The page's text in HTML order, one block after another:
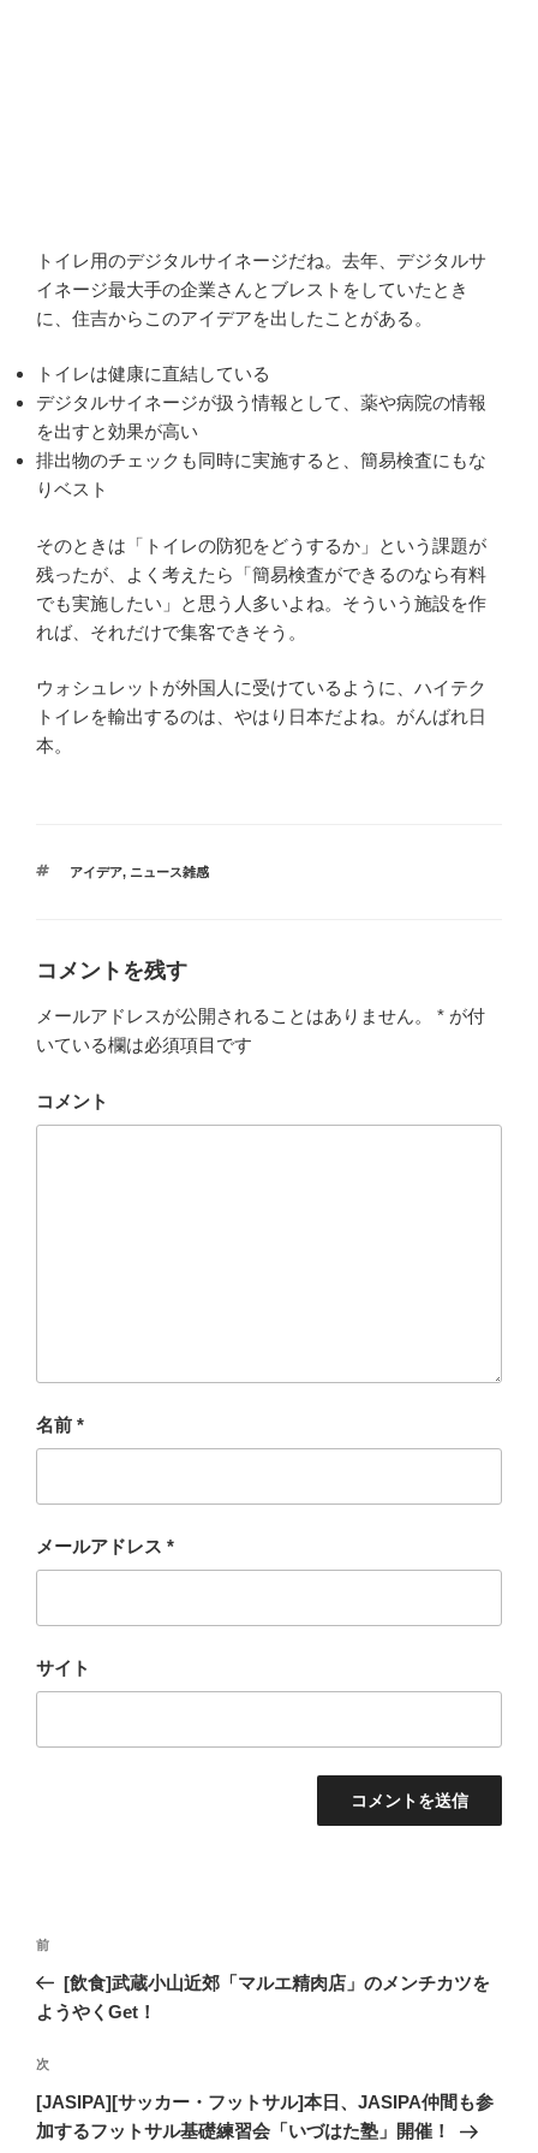
トイレ用のデジタルサイネージだね。去年、デジタルサ
イネージ最大手の企業さんとブレストをしていたとき
に、住吉からこのアイデアを出したことがある。
トイレは健康に直結している
デジタルサイネージが扱う情報として、薬や病院の情報
を出すと効果が高い
排出物のチェックも同時に実施すると、簡易検査にもな
りベスト
そのときは「トイレの防犯をどうするか」という課題が
残ったが、よく考えたら「簡易検査ができるのなら有料
でも実施したい」と思う人多いよね。そういう施設を作
れば、それだけで集客できそう。
ウォシュレットが外国人に受けているように、ハイテク
トイレを輸出するのは、やはり日本だよね。がんばれ日
本。
タ
アイデア, ニュース雑感
コメントを残す
メールアドレスが公開されることはありません。 * が付
いている欄は必須項目です
コメント
名前 *
メールアドレス *
サイト
投
ナ
ゲ
ー
シ
過
去
の
稿
前
[飲食]武蔵小山近郊「マルエ精肉店」のメンチカツを
ようやくGet！
次
の
投
次
[JASIPA][サッカー・フットサル]本日、JASIPA仲間も参
加するフットサル基礎練習会「いづはた塾」開催！